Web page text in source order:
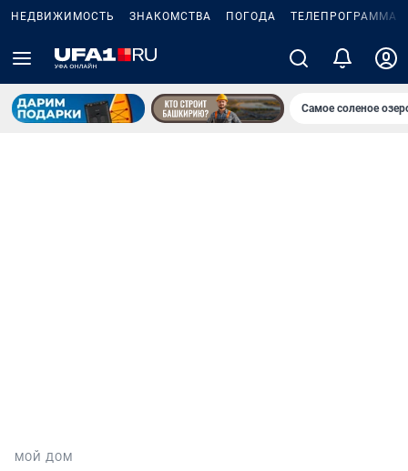
НЕДВИЖИМОСТЬ ЗНАКОМСТВА ПОГОДА ТЕЛЕПРОГРАММА
Самое соленое
МОЙ ДОМ